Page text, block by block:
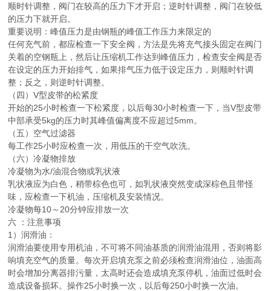
顺时针调整，阀门在较高的压力下才开启；逆时针调整，阀门在较低
的压力下就开启。
重要说明：峰值压力是由钢瓶的峰值工作压力来限定的
任何充气前，都应检查一下安全阀，方法是先将充气接头固定在阀门
关着的空钢瓶上，然后让压缩机工作达到峰值压力，检查安全阀是否
在设定的压力开始排气，如果排气压力低于设定压力，则顺时针调
整；反之，则逆时针调整。
（四）V型皮带的松紧度
开始的25小时检查一下松紧度，以后每30小时检查一下，当V型皮带
中部承受5kg的压力时其峰值偏离度不应超过5mm。
（五）空气过滤器
每工作25小时应检查一次，用低压的干空气吹洗。
（六）冷凝物排放
冷凝物为水/油混合物或乳状液
乳状液应为白色，稍带棕色也可，如乳状液突然变成深棕色且带怪
味，应检查一下机油，压缩机及安装情况。
冷凝物每10～20分钟应排放一次
六 ：注意事项
1）润滑油：
润滑油要使用专用机油，不可将不同油基质的润滑油混用，否则将影
响填充空气的质量。每次开启填充泵之前必须检查润滑油位，油面高
时会增加分离器排污量，太高时还会造成填充泵停机，油面过低时会
造成设备损坏。操作25小时换一次，以后每250小时换一次油。